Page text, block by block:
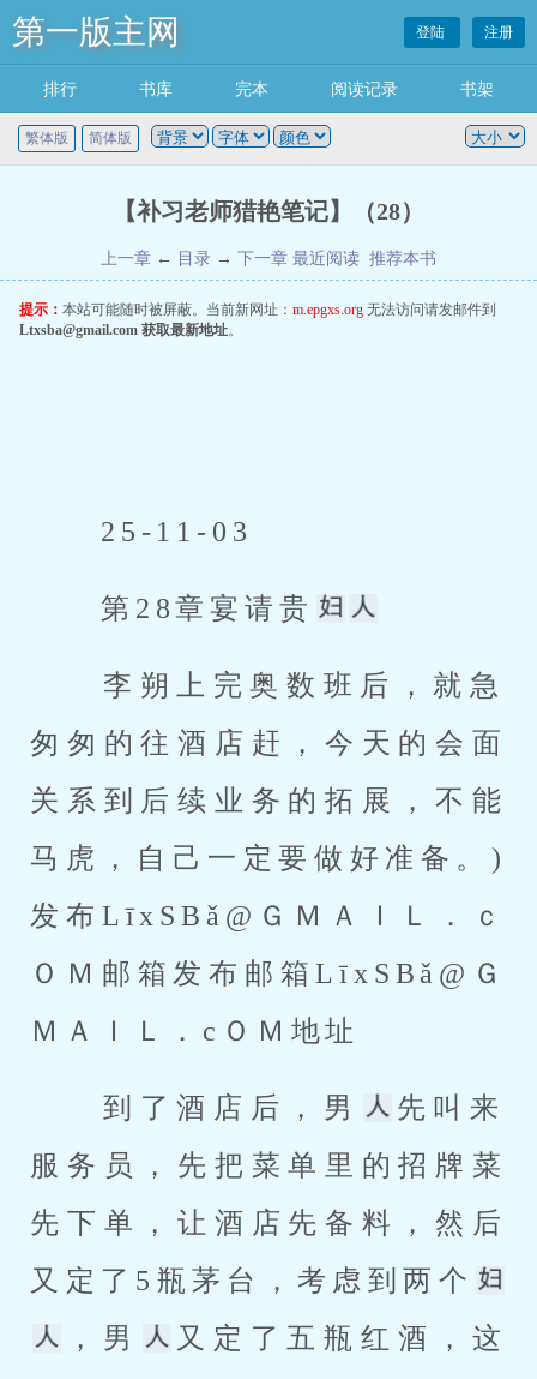
第一版主网 登陆 注册
排行 书库 完本 阅读记录 书架
繁体版 简体版
【补习老师猎艳笔记】（28）
上一章 ← 目录 → 下一章 最近阅读 推荐本书
提示： 本站可能随时被屏蔽。当前新网址： m.epgxs.org 无法访问请发邮件到
Ltxsba@gmail.com 获取最新地址。
25-11-03
第28章宴请贵
匆匆的往酒店赶，今天的会面
关系到后续业务的拓展，不能
马虎，自己一定要做好准备。)
发布LīxSBǎ@ＧＭＡＩＬ．ｃ
ＯＭ邮箱发布邮箱LīxSBǎ@Ｇ
ＭＡＩＬ．cＯＭ地址
到了酒店后，男
先叫来
服务员，先把菜单里的招牌菜
先下单，让酒店先备料，然后
又定了5瓶茅台，考虑到两个
，男
又定了五瓶红酒，这